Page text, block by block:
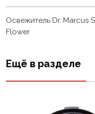
Освежитель Dr. Marcus
Flower